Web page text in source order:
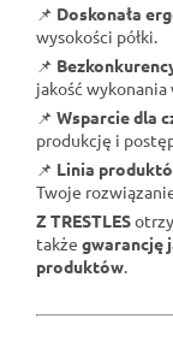
📌 Doskonała
wysokości półki.
📌
jakość
📌 Wsparcie dla
produkcję i
📌 Linia
Twoje
Z TRESTLES
także gwarancję
produktów